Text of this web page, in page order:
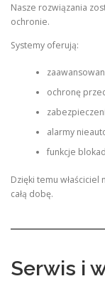
Nasze rozwiązania
ochronie.
Systemy oferują:
ochronę
alarmy
funkcje
Dzięki temu
całą dobę.
Serwis i